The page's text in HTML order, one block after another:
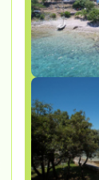
Termín od
2adults +